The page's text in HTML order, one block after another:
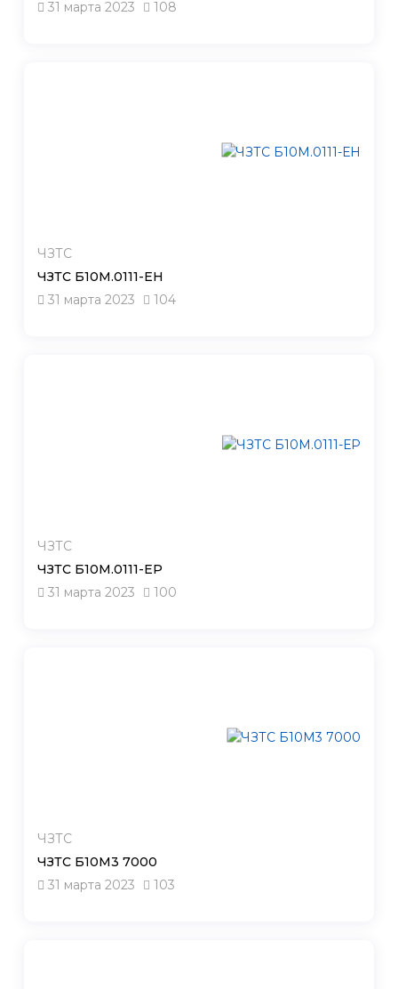
31 марта 2023
108
ЧЗТС
ЧЗТС Б10М.0111-ЕН
31 марта 2023
104
ЧЗТС
ЧЗТС Б10М.0111-ЕР
31 марта 2023
100
ЧЗТС
ЧЗТС Б10М3 7000
31 марта 2023
103